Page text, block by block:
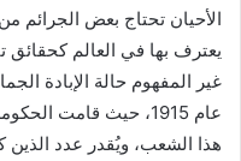
الأحيان تحتاج بعض الجرائم
يعترف بها في العالم كحقائق
غير المفهوم حالة الإبادة
عام 1915، حيث قامت
هذا الشعب، ويُقدر عدد الذين